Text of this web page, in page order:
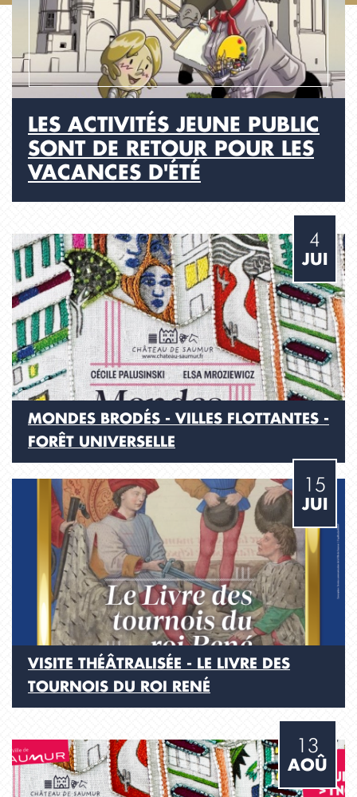
LES ACTIVITÉS JEUNE PUBLIC
SONT DE RETOUR POUR LES
VACANCES D'ÉTÉ
4
JUI
MONDES BRODÉS - VILLES FLOTTANTES -
FORÊT UNIVERSELLE
15
JUI
VISITE THÉÂTRALISÉE - LE LIVRE DES
TOURNOIS DU ROI RENÉ
13
AOÛ